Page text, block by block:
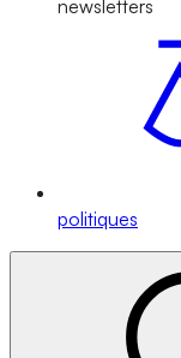
newsletters
politiques